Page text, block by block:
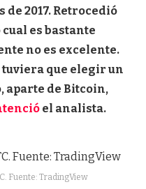
2017. Retrocedió
es bastante
no es excelente.
tuviera que elegir un
aparte de Bitcoin,
el analista.
Fuente: TradingView